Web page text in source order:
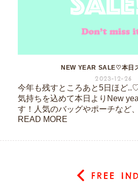
NEW YEAR SALE♡本日
2023-12-26
今年も残すところあと5日ほど
気持ちを込めて本日よりNew
す！人気のバッグやポーチなど
READ MORE
FREE